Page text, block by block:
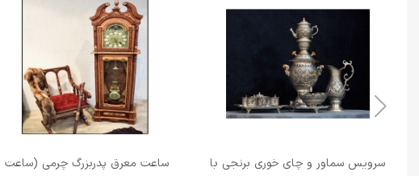
سرویس سماور و چای خوری برنجی با
ساعت معرق پدربزرگ چرمی (ساعت